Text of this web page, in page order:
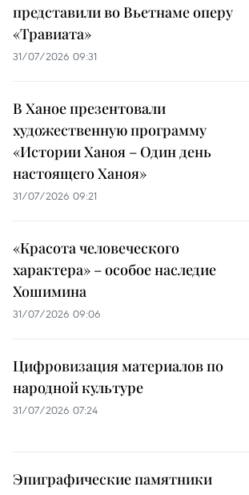
представили во Вьетнаме оперу
«Травиата»
31/07/2026 09:31
В Ханое презентовали
художественную программу
«Истории Ханоя – Один день
настоящего Ханоя»
31/07/2026 09:21
«Красота человеческого
характера» – особое наследие
Хошимина
31/07/2026 09:06
Цифровизация материалов по
народной культуре
31/07/2026 07:24
Эпиграфические памятники